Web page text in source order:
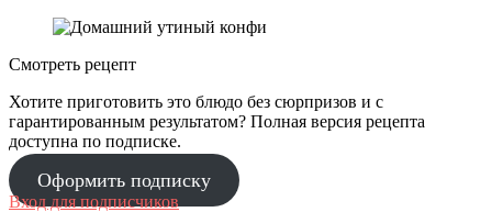
Смотреть рецепт
Хотите приготовить это блюдо без сюрпризов и с
гарантированным результатом? Полная версия рецепта
доступна по подписке.
Оформить подписку
Вход для подписчиков